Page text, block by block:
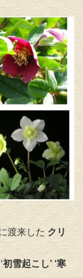
渡来した クリ
初雪起こし’ ‘寒